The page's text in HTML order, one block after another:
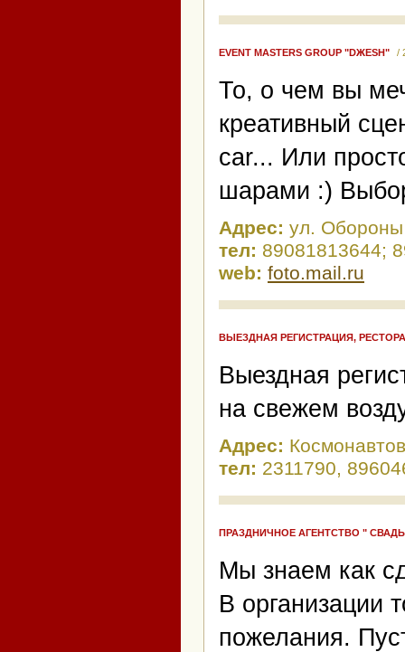
EVENT MASTERS GROUP "DЖESH" /
То, о чем вы
креативный
car... Или
шарами :)
Адрес: ул. Обороны
тел: 89081813644;
web: foto.mail.ru
ВЫЕЗДНАЯ РЕГИСТРАЦИЯ,
Выездная
на свежем
Адрес:
тел: 2311790,
ПРАЗДНИЧНОЕ АГЕНТСТВО "
Мы знаем как
В организации
пожелания.